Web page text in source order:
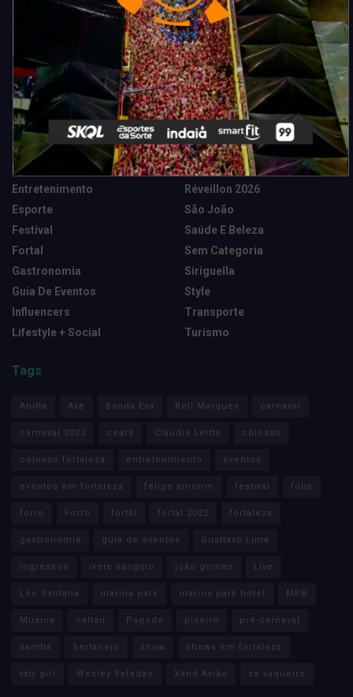
Categorias
Camarote Vip Junino
Cidade
Destaques
Entretenimento
Esporte
Festival
Fortal
Gastronomia
Guia De Eventos
Influencers
Lifestyle + Social
Marketing E Negócios
Música
News Tech
Réveillon 2026
São João
Saúde E Beleza
Sem Categoria
Siriguella
Style
Transporte
Turismo
Tags
Anitta Axé Banda Eva Bell Marques carnaval
carnaval 2022 ceará Claudia Leitte colosso
colosso fortaleza entretenimento eventos
eventos em fortaleza felipe amorim festival folia
forro Forró fortal fortal 2022 fortaleza
gastronomia guia de eventos Gusttavo Lima
ingressos ivete sangalo joão gomes Live
Léo Santana marina park marina park hotel MPB
Música nattan Pagode piseiro pré-carnaval
samba Sertanejo show shows em fortaleza
taty girl Wesley Safadão Xand Avião zé vaqueiro